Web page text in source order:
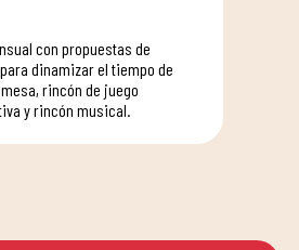
con propuestas de
dinamizar el tiempo de
rincón de juego
y rincón musical.​